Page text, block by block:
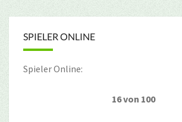
SPIELER ONLINE
Spieler Online:
16 von 100